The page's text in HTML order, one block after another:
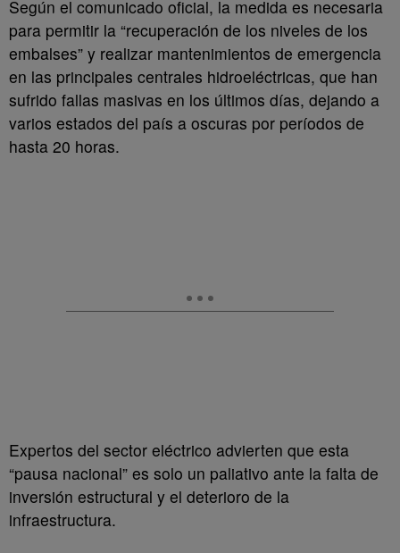
Según el comunicado oficial, la medida es necesaria
para permitir la “recuperación de los niveles de los
embalses” y realizar mantenimientos de emergencia
en las principales centrales hidroeléctricas, que han
sufrido fallas masivas en los últimos días, dejando a
varios estados del país a oscuras por períodos de
hasta 20 horas.
Expertos del sector eléctrico advierten que esta
“pausa nacional” es solo un paliativo ante la falta de
inversión estructural y el deterioro de la
infraestructura.